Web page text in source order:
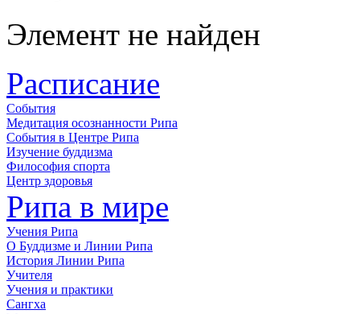
Элемент не найден
Расписание
События
Медитация осознанности Рипа
События в Центре Рипа
Изучение буддизма
Философия спорта
Центр здоровья
Рипа в мире
Учения Рипа
О Буддизме и Линии Рипа
История Линии Рипа
Учителя
Учения и практики
Сангха